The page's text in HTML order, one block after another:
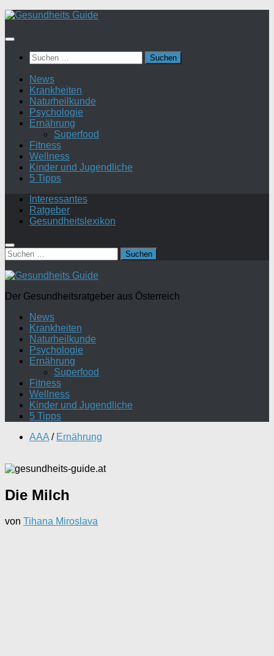
Suchen
nach:
News
Krankheiten
Naturheilkunde
Psychologie
Ernährung
Superfood
Fitness
Wellness
Kinder und Jugendliche
5 Tipps
Interessantes
Ratgeber
Gesundheitslexikon
Suchen
nach:
Der Gesundheitsratgeber aus Österreich
News
Krankheiten
Naturheilkunde
Psychologie
Ernährung
Superfood
Fitness
Wellness
Kinder und Jugendliche
5 Tipps
AAA / Ernährung
Die Milch
von Tihana Miroslava